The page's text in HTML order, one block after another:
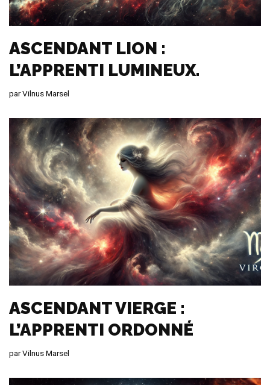
ASCENDANT LION :
L’APPRENTI LUMINEUX.
parVilnus Marsel
ASCENDANT VIERGE :
L’APPRENTI ORDONNÉ
parVilnus Marsel